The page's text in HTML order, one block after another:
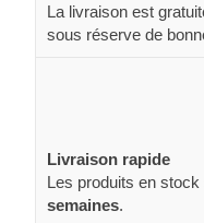
La livraison est
sous réserve de
Livraison rapide
Les produits en
semaines.